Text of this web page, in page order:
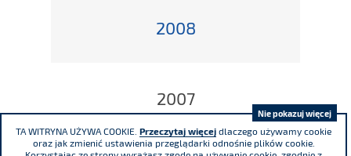
2008
2007
TA WITRYNA UŻYWA COOKIE. Przeczytaj więcej dlaczego używamy cookie
oraz jak zmienić ustawienia przeglądarki odnośnie plików cookie.
Nie pokazuj więcej